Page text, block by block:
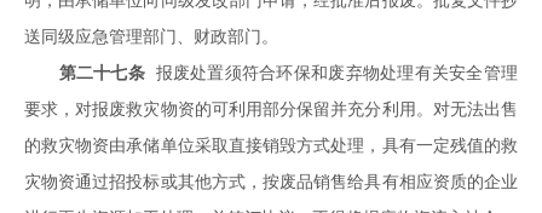
送同级应急管理部门、财政部门。
第二十七条报废处置须符合环保和废弃物处理有关安全管理
要求，对报废救灾物资的可利用部分保留并充分利用。对无法出售
的救灾物资由承储单位采取直接销毁方式处理，具有一定残值的救
灾物资通过招投标或其他方式，按废品销售给具有相应资质的企业